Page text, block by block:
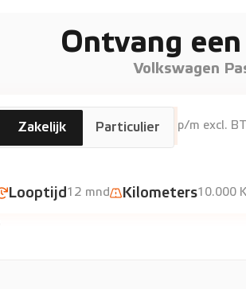
Ontvang
Volkswagen
Passat Variant
€1065 p/m excl.
Looptijd12 mnd Kilometers10.000
Zakelijk Particulier